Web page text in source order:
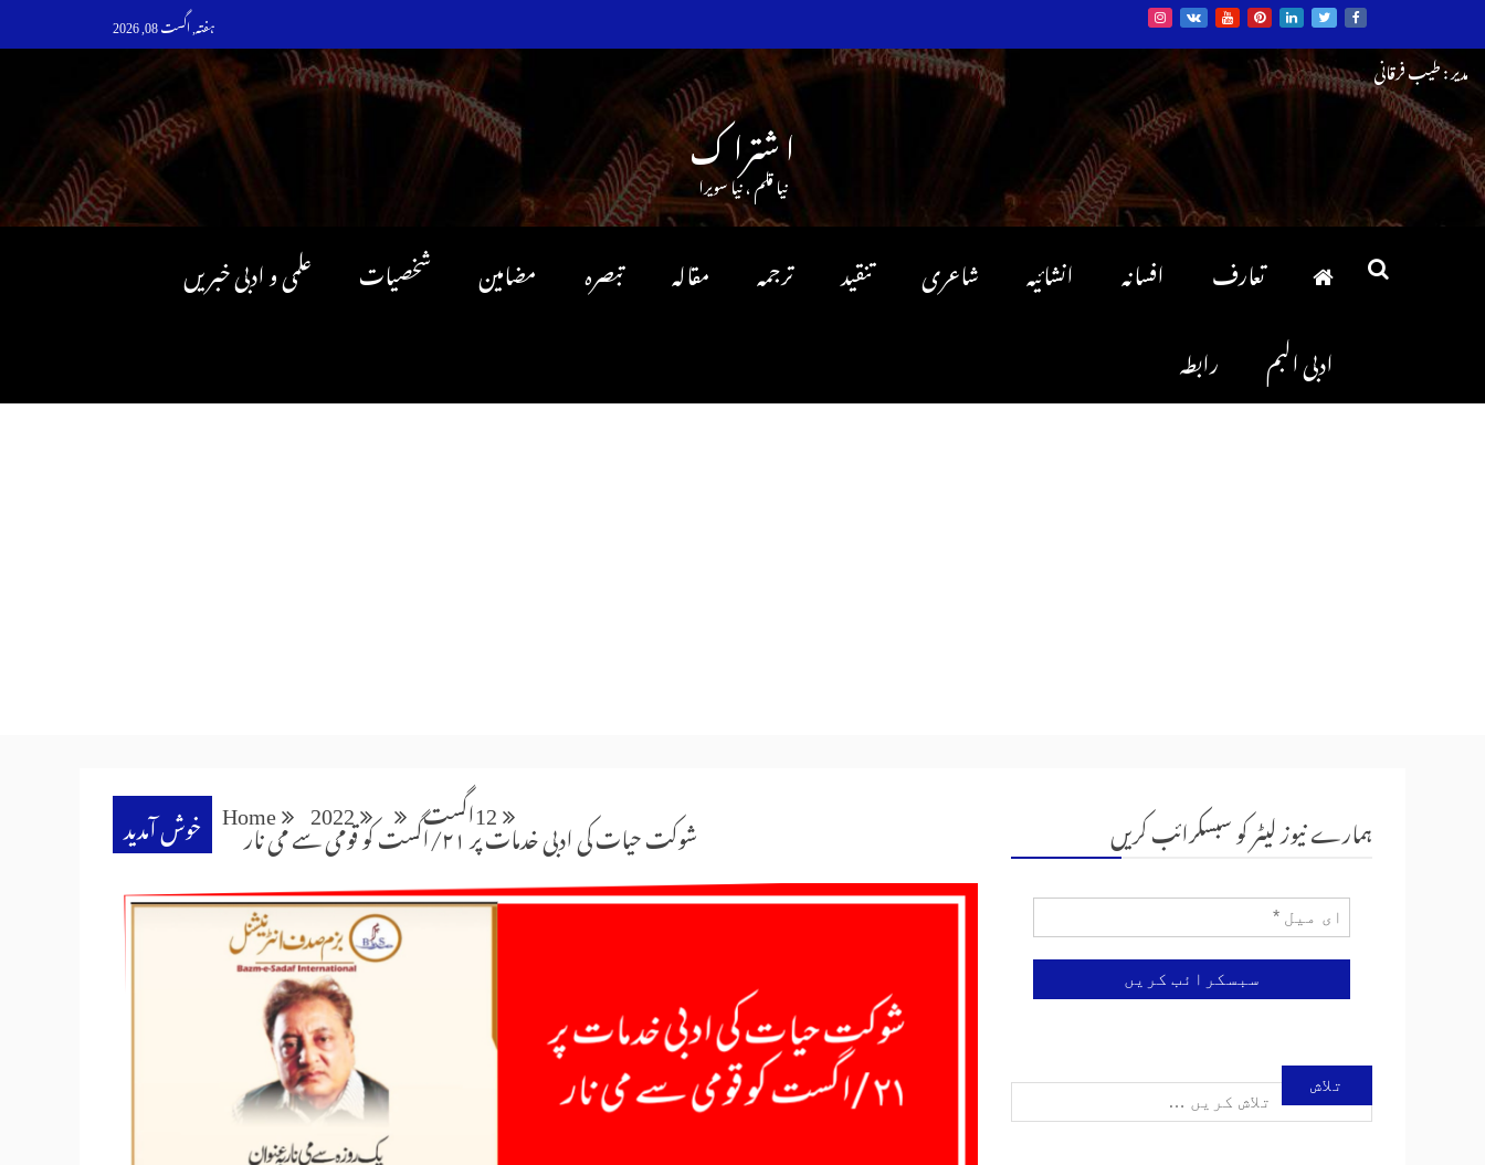
to
content
ہفتہ, اگست 08, 2026
مدیر : طیب فرقانی
ا شترا ک
نیا قلم ، نیا سویرا
تعارف افسانہ انشائیہ شاعری تنقید ترجمہ مقالہ تبصرہ مضامین شخصیات
علمی و ادبی خبریں
ادبی البم
رابطہ
خوش آمدید Home 2022 اگست12
شوکت حیات کی ادبی خدمات پر ٢١/اگست کو قومی سے می نار ہمارے نیوز لیٹر کو سبسکرائب کریں
تلاش